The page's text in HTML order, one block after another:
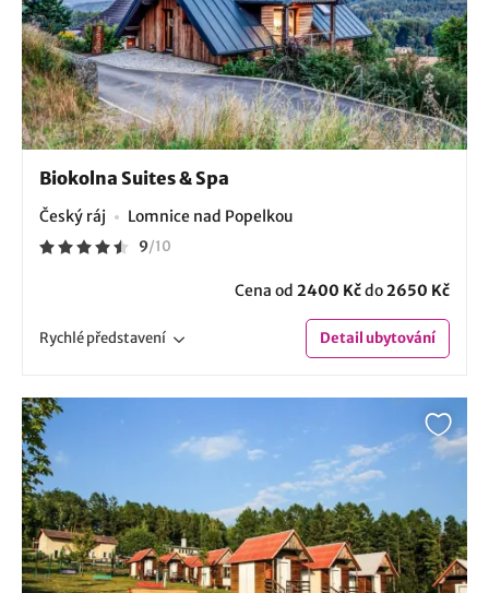
Biokolna Suites & Spa
Český ráj Lomnice nad Popelkou
9/10
Cena od 2400 Kčdo2650 Kč
Rychlépředstavení Detailubytování